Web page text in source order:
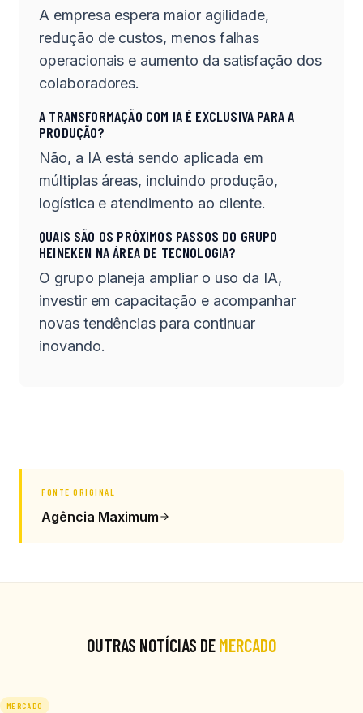
A empresa espera maior agilidade,
redução de custos, menos falhas
operacionais e aumento da satisfação dos
colaboradores.
A TRANSFORMAÇÃO COM IA É EXCLUSIVA PARA A
PRODUÇÃO?
Não, a IA está sendo aplicada em
múltiplas áreas, incluindo produção,
logística e atendimento ao cliente.
QUAIS SÃO OS PRÓXIMOS PASSOS DO GRUPO
HEINEKEN NA ÁREA DE TECNOLOGIA?
O grupo planeja ampliar o uso da IA,
investir em capacitação e acompanhar
novas tendências para continuar
inovando.
FONTE ORIGINAL
Agência Maximum
OUTRAS NOTÍCIAS DEMERCADO
MERCADO